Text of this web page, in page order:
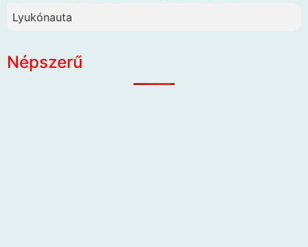
Lyukónauta
Népszerű